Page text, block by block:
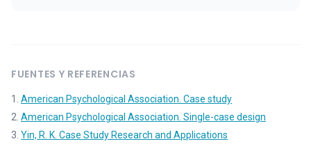
FUENTES Y REFERENCIAS
American Psychological Association. Case study
American Psychological Association. Single-case design
Yin, R. K. Case Study Research and Applications